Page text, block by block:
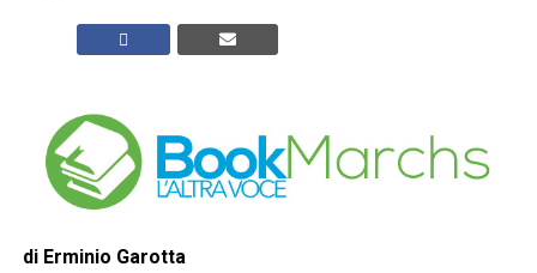
di Erminio Garotta